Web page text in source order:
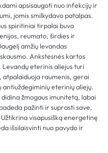
apsisaugoti nuo infekcijų ir
jomis smilkydavo patalpas.
spiritiniai tirpalai buvo
reumato, širdies ir
amžių levandas
Ankstesnės kartos
eterinis aliejus turi
raumenis, gerai
antiuždegiminių eterinių aliejų.
žmogaus imunitetą, labai
pažinti ir suprasti save,
visapusišką energetinę
išsilaisvinti nuo pavydo ir